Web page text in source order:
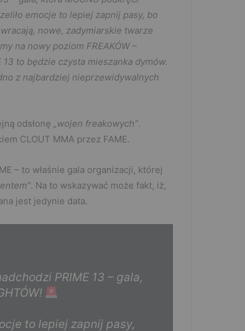
emocje to lepiej zapnij pasy, bo
nowe, zadymiarskie twarze
na nowy poziom FREAKÓW –
to będzie czysta mieszanka dymów.
z najbardziej nieprzewidywalnych
odsłonę „wojen freakowych”.
CLOUT MMA przez FAME.
– to właśnie gala organizacji, której
. Na to wskazywać może fakt, iż,
jest jedynie data.
PRIME 13 – gala,
to lepiej zapnij pasy,